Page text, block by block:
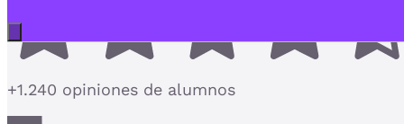
+1.240 opiniones de alumnos